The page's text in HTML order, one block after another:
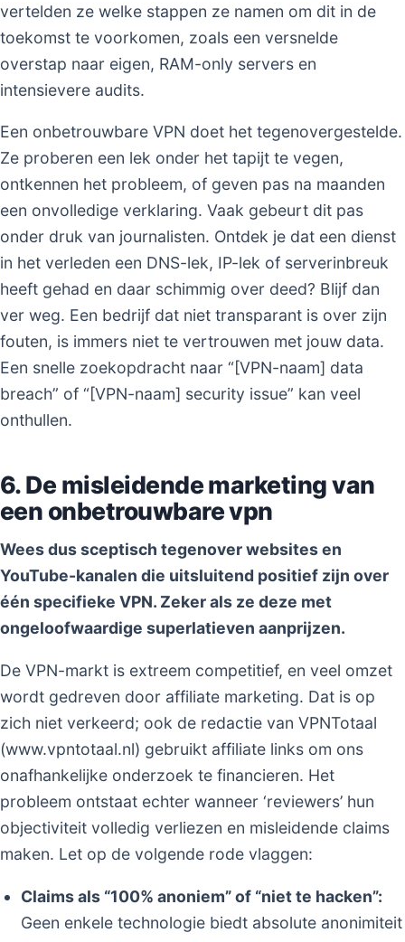
vertelden ze welke stappen ze namen om dit in de
toekomst te voorkomen, zoals een versnelde
overstap naar eigen, RAM-only servers en
intensievere audits.
Een onbetrouwbare VPN doet het tegenovergestelde.
Ze proberen een lek onder het tapijt te vegen,
ontkennen het probleem, of geven pas na maanden
een onvolledige verklaring. Vaak gebeurt dit pas
onder druk van journalisten. Ontdek je dat een dienst
in het verleden een DNS-lek, IP-lek of serverinbreuk
heeft gehad en daar schimmig over deed? Blijf dan
ver weg. Een bedrijf dat niet transparant is over zijn
fouten, is immers niet te vertrouwen met jouw data.
Een snelle zoekopdracht naar “[VPN-naam] data
breach” of “[VPN-naam] security issue” kan veel
onthullen.
6. De misleidende marketing van
een onbetrouwbare vpn
Wees dus sceptisch tegenover websites en
YouTube-kanalen die uitsluitend positief zijn over
één specifieke VPN. Zeker als ze deze met
ongeloofwaardige superlatieven aanprijzen.
De VPN-markt is extreem competitief, en veel omzet
wordt gedreven door affiliate marketing. Dat is op
zich niet verkeerd; ook de redactie van VPNTotaal
(www.vpntotaal.nl) gebruikt affiliate links om ons
onafhankelijke onderzoek te financieren. Het
probleem ontstaat echter wanneer ‘reviewers’ hun
objectiviteit volledig verliezen en misleidende claims
maken. Let op de volgende rode vlaggen:
Claims als “100% anoniem” of “niet te hacken”:
Geen enkele technologie biedt absolute anonimiteit